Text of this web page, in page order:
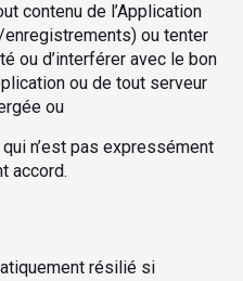
contenu de l’Application
ou tenter
ou d’interférer avec le bon
ou de tout serveur
ou
n’est pas expressément
accord.
résilié si